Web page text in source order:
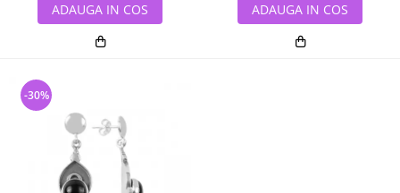
ADAUGA IN COS ADAUGA IN COS
-30%